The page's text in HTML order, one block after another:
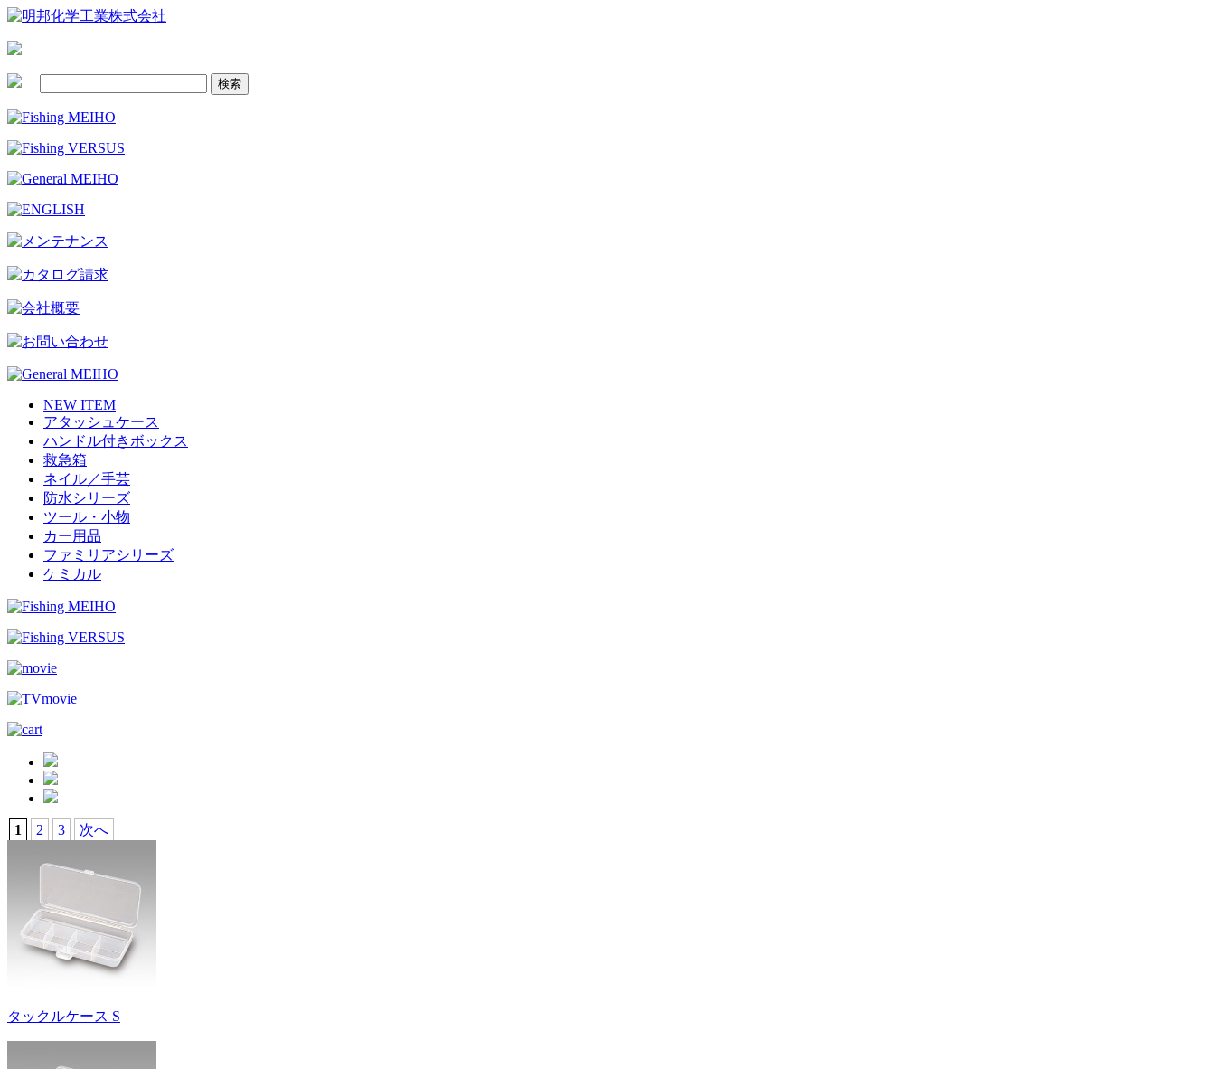
NEW ITEM
アタッシュケース
ハンドル付きボックス
救急箱
ネイル／手芸
防水シリーズ
ツール・小物
カー用品
ファミリアシリーズ
ケミカル
1 2 3 次へ
タックルケース S